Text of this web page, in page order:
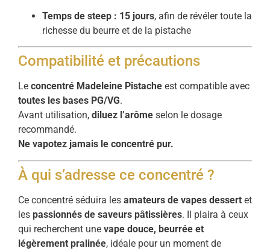
Temps de steep : 15 jours, afin de révéler toute la
richesse du beurre et de la pistache
Compatibilité et précautions
Le concentré Madeleine Pistache est compatible avec
toutes les bases PG/VG.
Avant utilisation, diluez l’arôme selon le dosage
recommandé.
Ne vapotez jamais le concentré pur.
À qui s’adresse ce concentré ?
Ce concentré séduira les amateurs de vapes dessert et
les passionnés de saveurs pâtissières. Il plaira à ceux
qui recherchent une vape douce, beurrée et
légèrement pralinée, idéale pour un moment de